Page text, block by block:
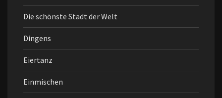
Die schönste Stadt der Welt
Dingens
Eiertanz
Einmischen